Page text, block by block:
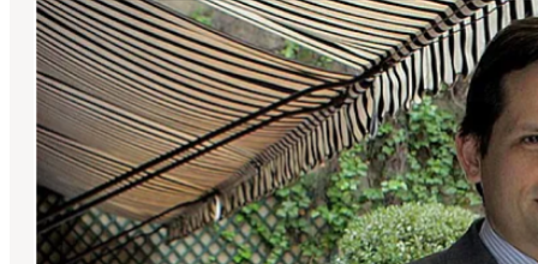
Tech) y ha sido nombrado presidente y CEO del Aspen
Institute, cargo…